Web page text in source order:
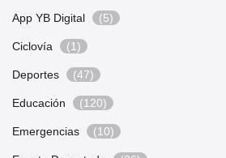
App YB Digital (5)
Ciclovía (1)
Deportes (47)
Educación (120)
Emergencias (10)